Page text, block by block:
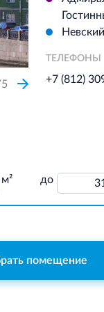
5
ТЕЛЕФОНЫ
+7 (812)
м² до
помещение